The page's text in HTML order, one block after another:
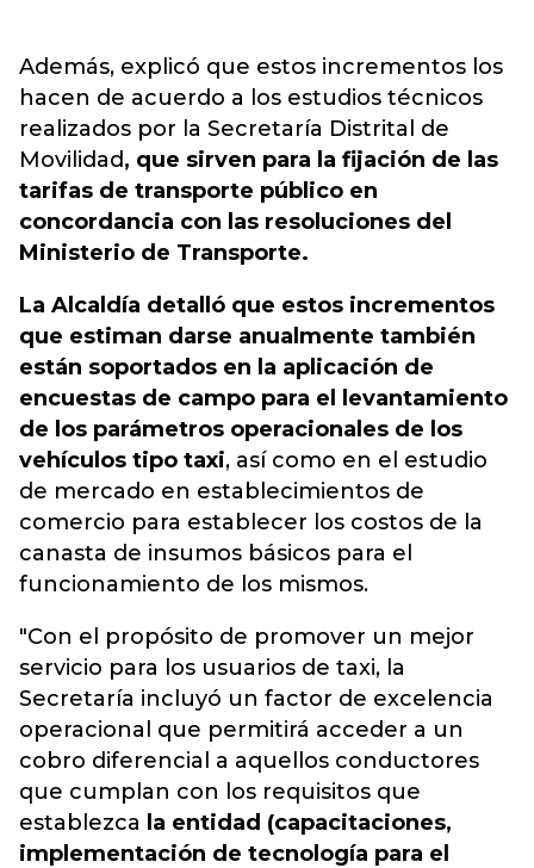
Además, explicó que estos incrementos los
hacen de acuerdo a los estudios técnicos
realizados por la Secretaría Distrital de
Movilidad, que sirven para la fijación de las
tarifas de transporte público en
concordancia con las resoluciones del
Ministerio de Transporte.
La Alcaldía detalló que estos incrementos
que estiman darse anualmente también
están soportados en la aplicación de
encuestas de campo para el levantamiento
de los parámetros operacionales de los
vehículos tipo taxi, así como en el estudio
de mercado en establecimientos de
comercio para establecer los costos de la
canasta de insumos básicos para el
funcionamiento de los mismos.
"Con el propósito de promover un mejor
servicio para los usuarios de taxi, la
Secretaría incluyó un factor de excelencia
operacional que permitirá acceder a un
cobro diferencial a aquellos conductores
que cumplan con los requisitos que
establezca la entidad (capacitaciones,
implementación de tecnología para el